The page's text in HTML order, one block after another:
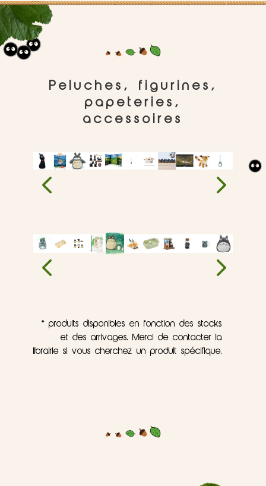
Peluches, figurines,
papeteries,
accessoires
* produits disponibles en fonction des stocks
et des arrivages. Merci de contacter la
librairie si vous cherchez un produit spécifique.